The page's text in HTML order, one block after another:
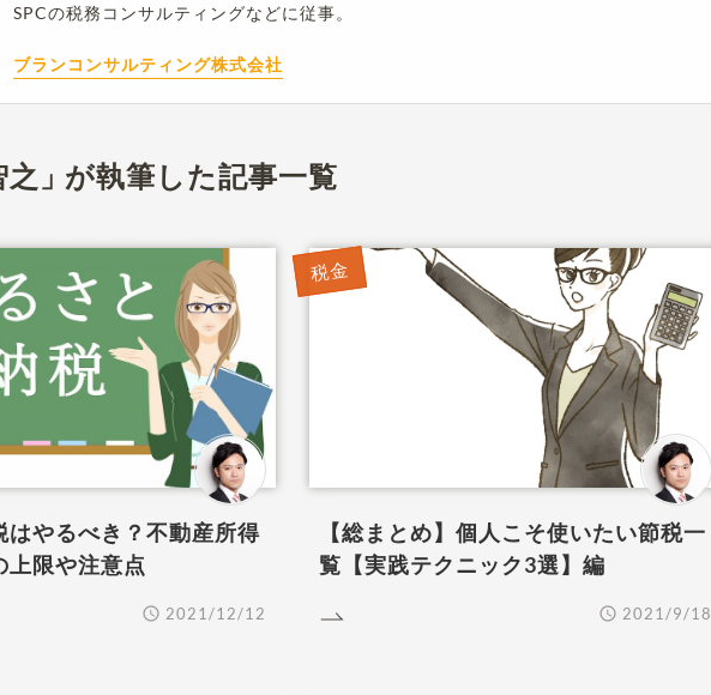
SPCの税務コンサルティングなどに従事。
ブランコンサルティング株式会社
之 が執筆した記事一覧
はやるべき？不動産所得
上限や注意点
2021/12/12
税金
【総まとめ】個人こそ使いたい節税一
覧【実践テクニック3選】編
READ MORE 2021/9/18